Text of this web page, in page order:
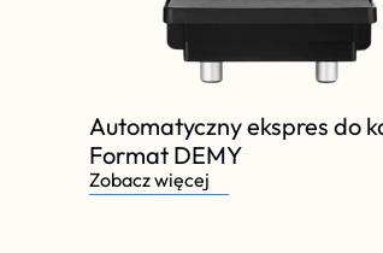
Automatyczny ekspres do
Format DEMY
Zobacz więcej